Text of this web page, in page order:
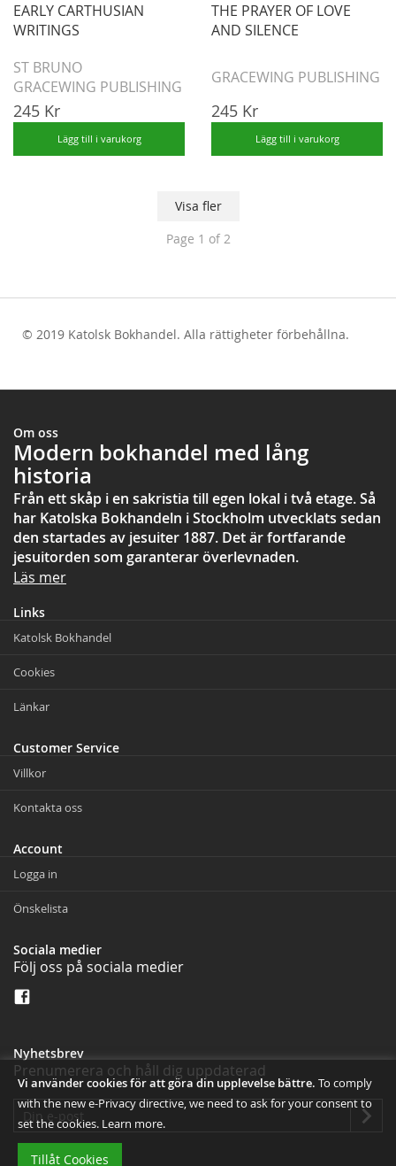
Vi använder cookies för att göra din upplevelse bättre. To comply
with the new e-Privacy directive, we need to ask for your consent to
set the cookies. Learn more.
Tillåt Cookies
EARLY CARTHUSIAN
WRITINGS
ST BRUNO
GRACEWING PUBLISHING
245 Kr
Lägg till i varukorg
THE PRAYER OF LOVE
AND SILENCE
GRACEWING PUBLISHING
245 Kr
Lägg till i varukorg
Visa fler
Page 1 of 2
© 2019 Katolsk Bokhandel. Alla rättigheter förbehållna.
Om oss
Modern bokhandel med lång
historia
Från ett skåp i en sakristia till egen lokal i två etage. Så
har Katolska Bokhandeln i Stockholm utvecklats sedan
den startades av jesuiter 1887. Det är fortfarande
jesuitorden som garanterar överlevnaden.
Läs mer
Links
Katolsk Bokhandel
Cookies
Länkar
Customer Service
Villkor
Kontakta oss
Account
Logga in
Önskelista
Sociala medier
Följ oss på sociala medier
Nyhetsbrev
Prenumerera och håll dig uppdaterad